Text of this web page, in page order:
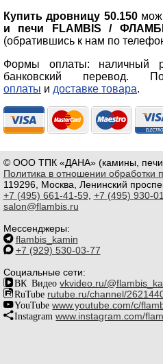
Купить дровницу 50.150
и печи FLAMBIS /
(обратившись к нам по
Формы оплаты: наличный
банковский перевод.
оплаты и доставке товара.
© ООО ТПК «ДАНА» (камины, печи,
Политика в отношении обработки
119296, Москва, Ленинский
+7 (495) 661-41-59, +7 (495) 930-
salon@flambis.ru
Мессенджеры:
flambis_kamin
+7 (929) 530-03-77
Социальные сети:
ВК Видео vkvideo.ru/
RuTube rutube.ru/channel/
YouTube www.youtube.com/c/
Instagram www.instagram.com/